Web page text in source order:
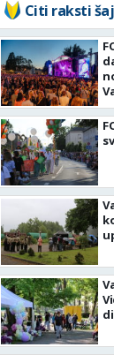
Citi raksti